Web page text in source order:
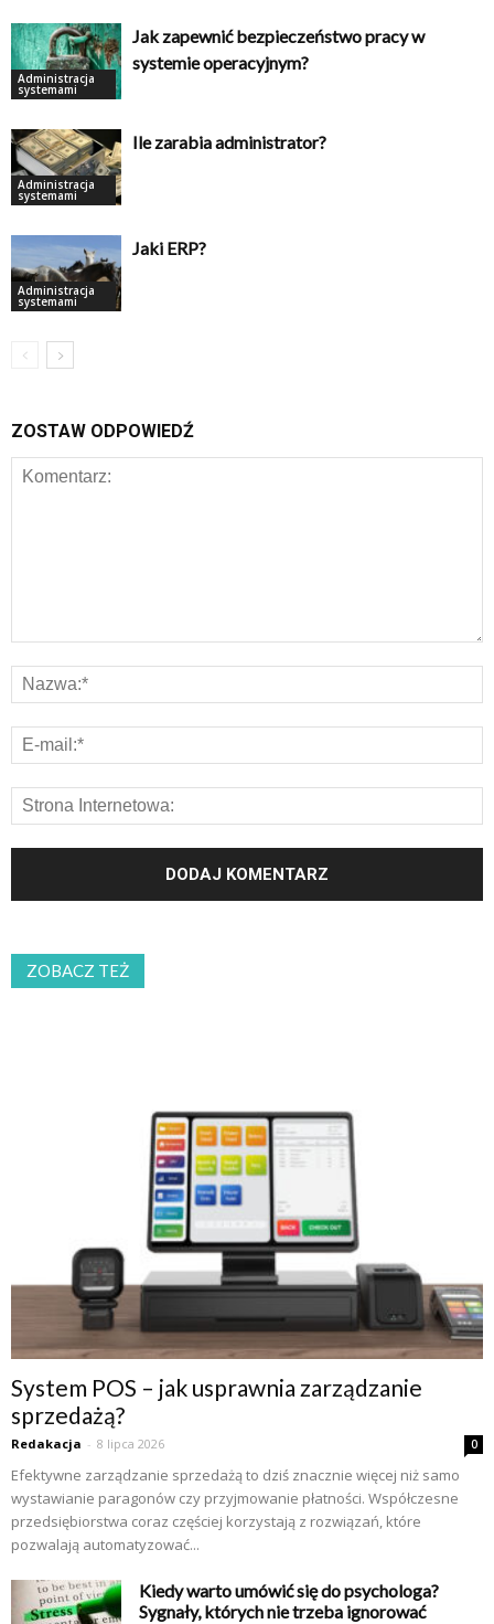
Administracja
systemami
Jak zapewnić bezpieczeństwo pracy w
systemie operacyjnym?
Administracja
systemami
Ile zarabia administrator?
Administracja
systemami
Jaki ERP?
ZOSTAW ODPOWIEDŹ
ZOBACZ TEŻ
System POS – jak usprawnia zarządzanie
sprzedażą?
Redakacja - 8 lipca 2026 0
Efektywne zarządzanie sprzedażą to dziś znacznie więcej niż samo
wystawianie paragonów czy przyjmowanie płatności. Współczesne
przedsiębiorstwa coraz częściej korzystają z rozwiązań, które
pozwalają automatyzować...
Kiedy warto umówić się do psychologa?
Sygnały, których nie trzeba ignorować